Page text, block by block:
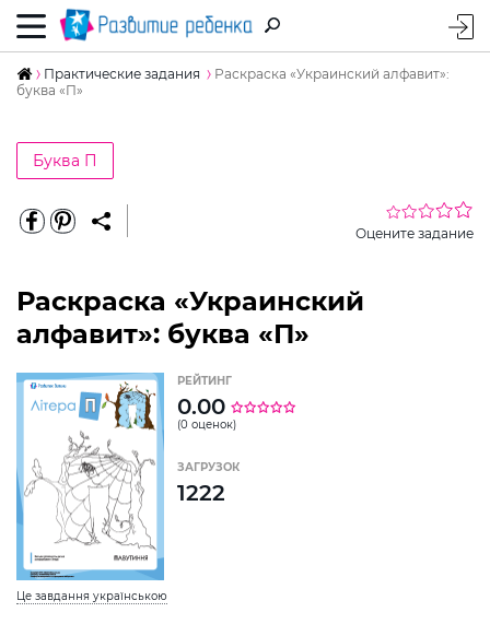
Практические задания
Раскраска «Украинский алфавит»:
буква «П»
Буква П
Оцените задание
Раскраска «Украинский
алфавит»: буква «П»
Це завдання українською
РЕЙТИНГ
0.00
(0 оценок)
ЗАГРУЗОК
1222